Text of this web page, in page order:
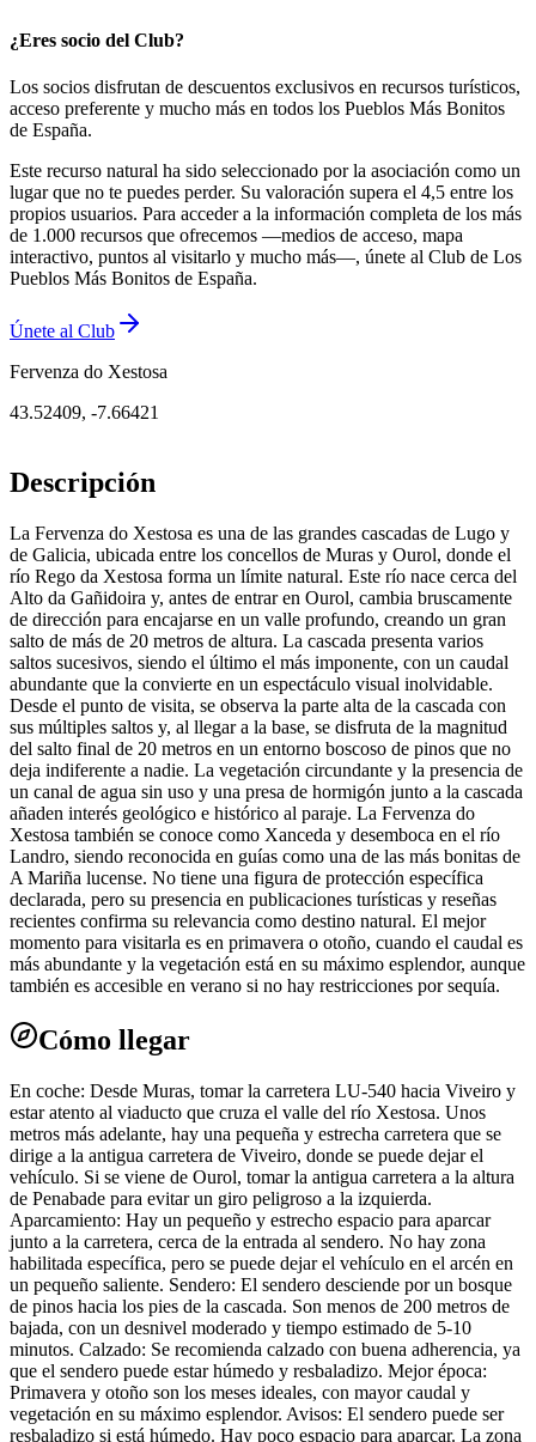
¿Eres socio del Club?
Los socios disfrutan de descuentos exclusivos en recursos turísticos,
acceso preferente y mucho más en todos los Pueblos Más Bonitos
de España.
Este recurso natural ha sido seleccionado por la asociación como un
lugar que no te puedes perder. Su valoración supera el 4,5 entre los
propios usuarios. Para acceder a la información completa de los más
de 1.000 recursos que ofrecemos —medios de acceso, mapa
interactivo, puntos al visitarlo y mucho más—, únete al Club de Los
Pueblos Más Bonitos de España.
Únete al Club
Fervenza do Xestosa
43.52409, -7.66421
Descripción
La Fervenza do Xestosa es una de las grandes cascadas de Lugo y
de Galicia, ubicada entre los concellos de Muras y Ourol, donde el
río Rego da Xestosa forma un límite natural. Este río nace cerca del
Alto da Gañidoira y, antes de entrar en Ourol, cambia bruscamente
de dirección para encajarse en un valle profundo, creando un gran
salto de más de 20 metros de altura. La cascada presenta varios
saltos sucesivos, siendo el último el más imponente, con un caudal
abundante que la convierte en un espectáculo visual inolvidable.
Desde el punto de visita, se observa la parte alta de la cascada con
sus múltiples saltos y, al llegar a la base, se disfruta de la magnitud
del salto final de 20 metros en un entorno boscoso de pinos que no
deja indiferente a nadie. La vegetación circundante y la presencia de
un canal de agua sin uso y una presa de hormigón junto a la cascada
añaden interés geológico e histórico al paraje. La Fervenza do
Xestosa también se conoce como Xanceda y desemboca en el río
Landro, siendo reconocida en guías como una de las más bonitas de
A Mariña lucense. No tiene una figura de protección específica
declarada, pero su presencia en publicaciones turísticas y reseñas
recientes confirma su relevancia como destino natural. El mejor
momento para visitarla es en primavera o otoño, cuando el caudal es
más abundante y la vegetación está en su máximo esplendor, aunque
también es accesible en verano si no hay restricciones por sequía.
Cómo llegar
En coche: Desde Muras, tomar la carretera LU-540 hacia Viveiro y
estar atento al viaducto que cruza el valle del río Xestosa. Unos
metros más adelante, hay una pequeña y estrecha carretera que se
dirige a la antigua carretera de Viveiro, donde se puede dejar el
vehículo. Si se viene de Ourol, tomar la antigua carretera a la altura
de Penabade para evitar un giro peligroso a la izquierda.
Aparcamiento: Hay un pequeño y estrecho espacio para aparcar
junto a la carretera, cerca de la entrada al sendero. No hay zona
habilitada específica, pero se puede dejar el vehículo en el arcén en
un pequeño saliente. Sendero: El sendero desciende por un bosque
de pinos hacia los pies de la cascada. Son menos de 200 metros de
bajada, con un desnivel moderado y tiempo estimado de 5-10
minutos. Calzado: Se recomienda calzado con buena adherencia, ya
que el sendero puede estar húmedo y resbaladizo. Mejor época:
Primavera y otoño son los meses ideales, con mayor caudal y
vegetación en su máximo esplendor. Avisos: El sendero puede ser
resbaladizo si está húmedo. Hay poco espacio para aparcar. La zona